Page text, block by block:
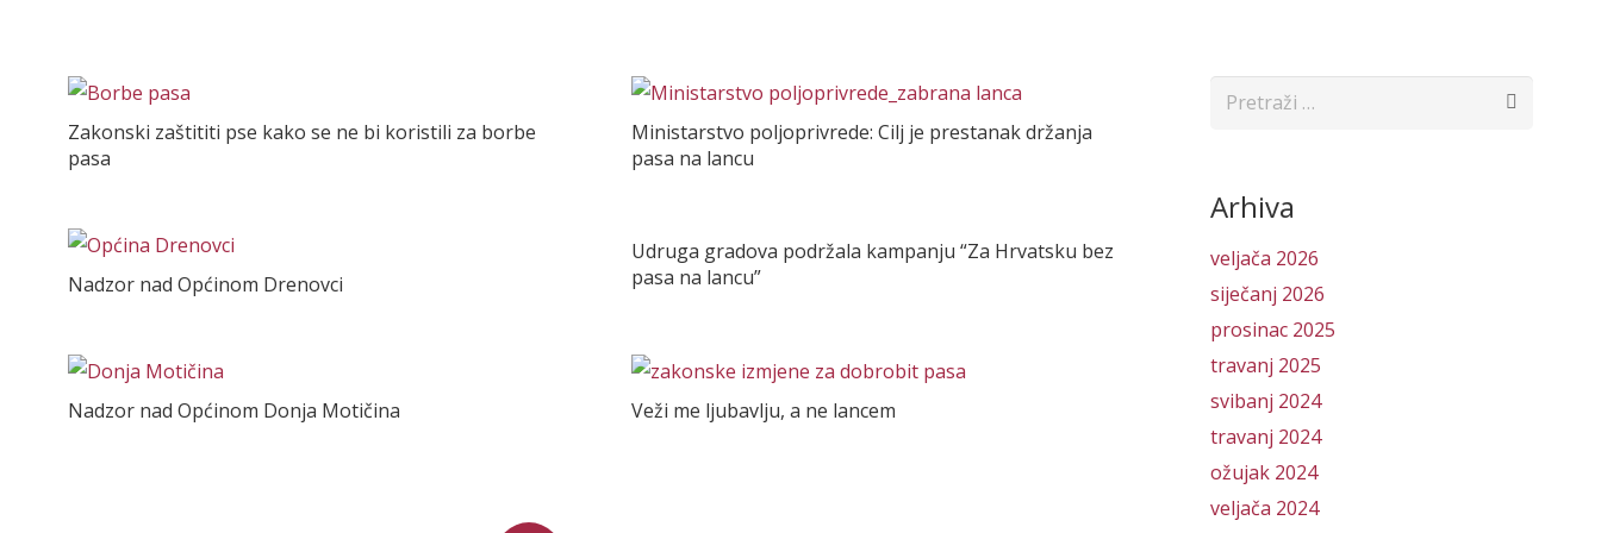
Zakonski zaštititi pse kako se ne bi koristili za borbe
pasa
Ministarstvo poljoprivrede: Cilj je prestanak držanja
pasa na lancu
Nadzor nad Općinom Drenovci
Udruga gradova podržala kampanju “Za Hrvatsku bez
pasa na lancu”
Nadzor nad Općinom Donja Motičina Veži me ljubavlju, a ne lancem
Pretraži:
Arhiva
veljača 2026
siječanj 2026
prosinac 2025
travanj 2025
svibanj 2024
travanj 2024
ožujak 2024
veljača 2024